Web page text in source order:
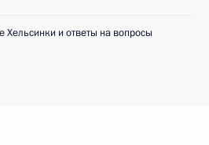
Хельсинки и ответы на вопросы